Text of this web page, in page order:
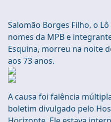
Salomão Borges Filho, o
nomes da MPB e
Esquina, morreu na noite
aos 73 anos.
A causa foi falência
boletim divulgado pelo